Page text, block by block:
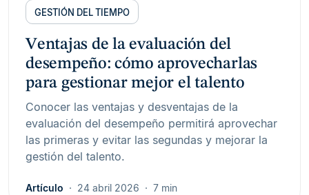
GESTIÓN DEL TIEMPO
Ventajas de la evaluación del
desempeño: cómo aprovecharlas
para gestionar mejor el talento
Conocer las ventajas y desventajas de la
evaluación del desempeño permitirá aprovechar
las primeras y evitar las segundas y mejorar la
gestión del talento.
Artículo 24 abril 2026 7 min